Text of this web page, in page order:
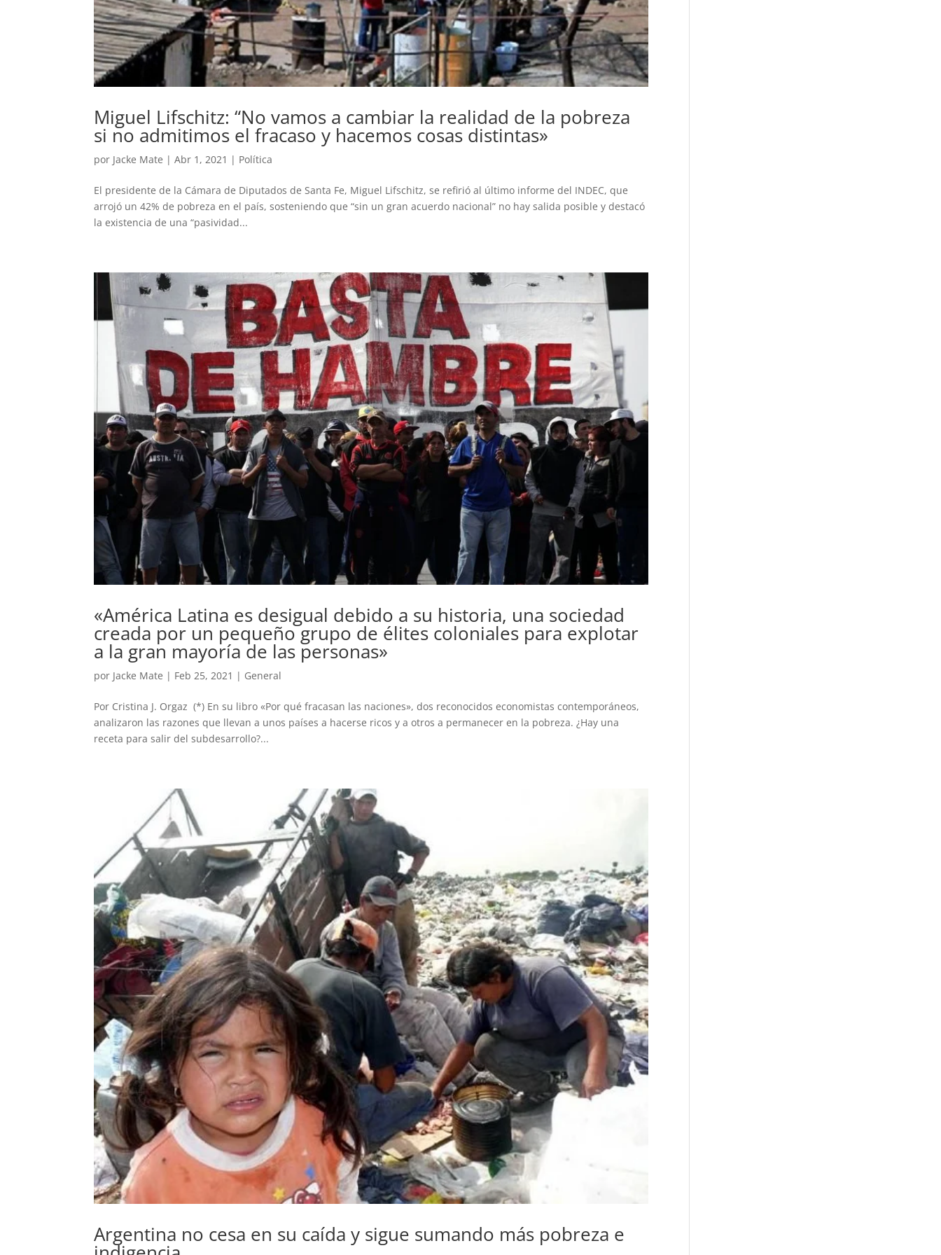
Miguel Lifschitz: “No vamos a cambiar la realidad de la pobreza
si no admitimos el fracaso y hacemos cosas distintas»
por Jacke Mate |Abr 1, 2021 | Política
El presidente de la Cámara de Diputados de Santa Fe, Miguel Lifschitz, se refirió al último informe del INDEC, que
arrojó un 42% de pobreza en el país, sosteniendo que “sin un gran acuerdo nacional” no hay salida posible y destacó
la existencia de una “pasividad...
«América Latina es desigual debido a su historia, una sociedad
creada por un pequeño grupo de élites coloniales para explotar
a la gran mayoría de las personas»
por Jacke Mate | Feb 25, 2021 | General
Por Cristina J. Orgaz (*) En su libro «Por qué fracasan las naciones», dos reconocidos economistas contemporáneos,
analizaron las razones que llevan a unos países a hacerse ricos y a otros a permanecer en la pobreza. ¿Hay una
receta para salir del subdesarrollo?...
Argentina no cesa en su caída y sigue sumando más pobreza e